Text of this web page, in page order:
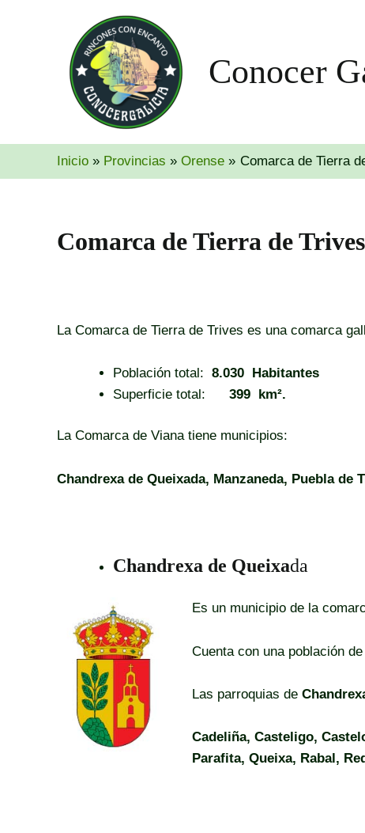
Conocer
Inicio Provincias Orense Comarca de Tierra
Comarca de Tierra de Trives
La Comarca de Tierra de Trives es una comarca
Población total: 8.030 Habitantes
Superficie total: 399 km².
La Comarca de Viana tiene municipios:
Chandrexa de Queixada, Manzaneda, Puebla de
Chandrexa de Queixada
Es un municipio de la
Cuenta con una población de
Las parroquias de
Cadeliña, Casteligo,
Parafita, Queixa, Rabal,